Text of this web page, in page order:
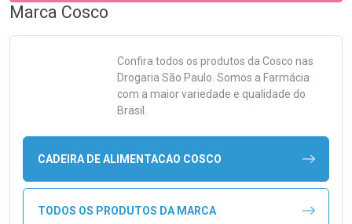
Marca Cosco
Confira todos os produtos da Cosco nas
Drogaria São Paulo. Somos a Farmácia
com a maior variedade e qualidade do
Brasil.
CADEIRA DE ALIMENTACAO COSCO
TODOS OS PRODUTOS DA MARCA